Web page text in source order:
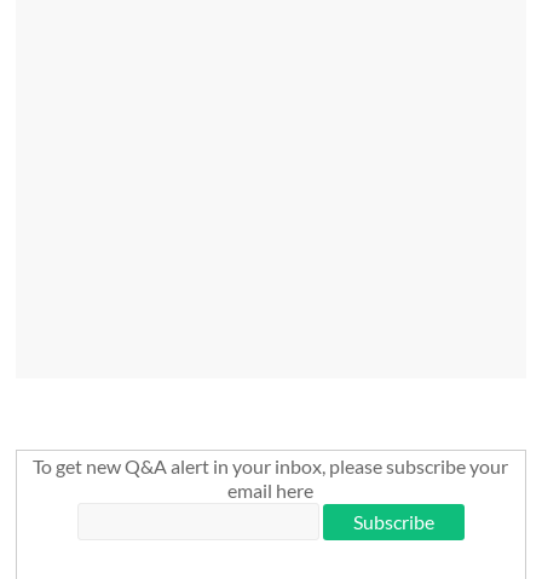
To get new Q&A alert in your inbox, please subscribe your
email here